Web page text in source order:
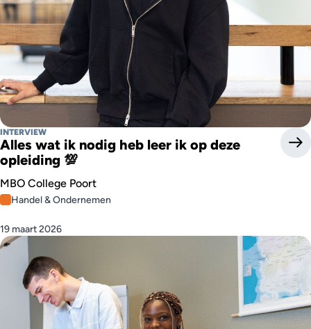
INTERVIEW
Alles wat ik nodig heb leer ik op deze
opleiding 💯
MBO College Poort
Handel & Ondernemen
19 maart 2026